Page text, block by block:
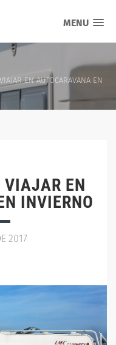
MENU
EN AUTOCARAVANA EN
VIAJAR EN
INVIERNO
2017